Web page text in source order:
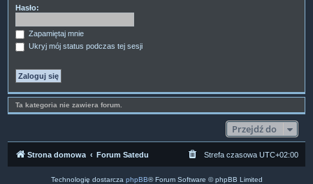
Hasło:
Zapamiętaj mnie
Ukryj mój status podczas tej sesji
Ta kategoria nie zawiera forum.
Przejdź do
Strona domowa Forum Satedu Strefa czasowa UTC+02:00
Technologię dostarcza phpBB® Forum Software © phpBB Limited